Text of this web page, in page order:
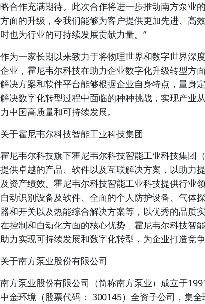
略合作充满期待。此次合作将进一步推动南方泵业
方面的升级，令我们能够为客户提供更加先进、高
时也为行业的可持续发展贡献力量。”
作为一家长期以来致力于将物理世界和数字世界深
企业，霍尼韦尔科技在助力企业数字化升级转型方
解决方案和软件平台能够根据企业自身特点，量身
解决数字化转型过程中面临的种种挑战，实现产业
力中国高质量和可持续发展。
关于霍尼韦尔科技智能工业科技集团
霍尼韦尔科技旗下霍尼韦尔科技智能工业科技集团
提供卓越的产品、软件以及互联解决方案，以助力
及资产绩效。霍尼韦尔科技智能工业科技提供行业
自动识别设备及软件、全面的个人防护设备、气体
器和开关以及热能综合解决方案等，以优秀的品质
在控制和自动化方面的核心优势，霍尼韦尔科技智
助力实现可持续发展和数字化转型，为企业打造竞
关于南方泵业股份有限公司
南方泵业股份有限公司（简称南方泵业）成立于
中金环境（股票代码： 300145）全资子公司，集